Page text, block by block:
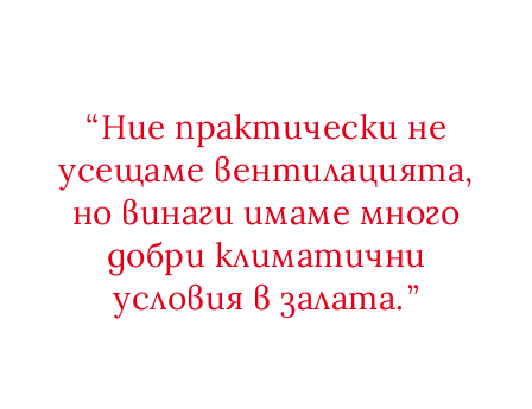
Ние практически не
усещаме вентилацията,
но винаги имаме много
добри климатични
условия в залата.